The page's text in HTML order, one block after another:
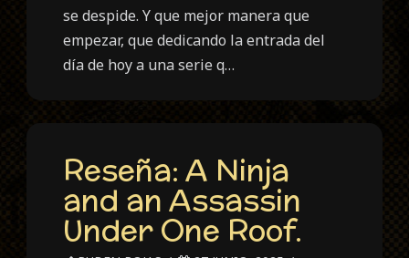
se despide. Y que mejor manera que
empezar, que dedicando la entrada del
día de hoy a una serie q…
Reseña: A Ninja
and an Assassin
Under One Roof.